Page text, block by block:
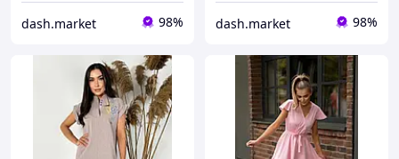
dash.market 98% dash.market 98%